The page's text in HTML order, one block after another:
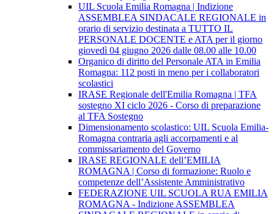
UIL Scuola Emilia Romagna | Indizione
ASSEMBLEA SINDACALE REGIONALE in
orario di servizio destinata a TUTTO IL
PERSONALE DOCENTE e ATA per il giorno
giovedì 04 giugno 2026 dalle 08.00 alle 10.00
Organico di diritto del Personale ATA in Emilia
Romagna: 112 posti in meno per i collaboratori
scolastici
IRASE Regionale dell'Emilia Romagna | TFA
sostegno XI ciclo 2026 - Corso di preparazione
al TFA Sostegno
Dimensionamento scolastico: UIL Scuola Emilia-
Romagna contraria agli accorpamenti e al
commissariamento del Governo
IRASE REGIONALE dell’EMILIA
ROMAGNA | Corso di formazione: Ruolo e
competenze dell’Assistente Amministrativo
FEDERAZIONE UIL SCUOLA RUA EMILIA
ROMAGNA - Indizione ASSEMBLEA